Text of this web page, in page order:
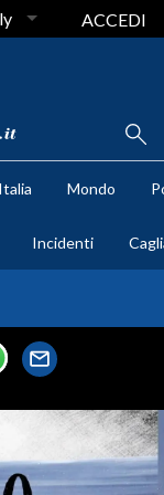
ACCEDI
Italia Mondo
Incidenti